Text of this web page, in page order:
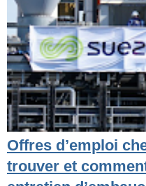
Offres d’emploi
trouver et